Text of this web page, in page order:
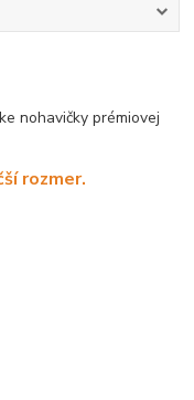
nohavičky prémiovej
rozmer.